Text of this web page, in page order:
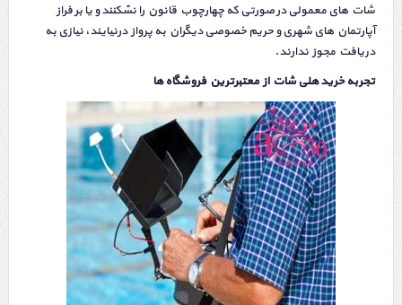
شات های معمولی در صورتی که چهارچوب قانون را نشکنند و یا بر فراز
آپارتمان های شهری و حریم خصوصی دیگران به پرواز درنیایند، نیازی به
دریافت مجوز ندارند.
تجربه خرید هلی شات از معتبرترین فروشگاه ها